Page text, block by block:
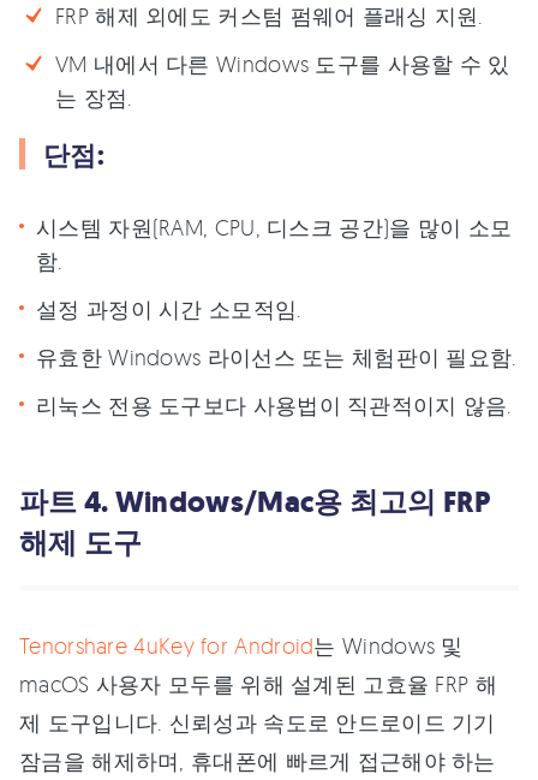
FRP 해제 외에도 커스텀 펌웨어 플래싱 지원.
VM 내에서 다른 Windows 도구를 사용할 수 있
는 장점.
단점:
시스템 자원(RAM, CPU, 디스크 공간)을 많이 소모
함.
설정 과정이 시간 소모적임.
유효한 Windows 라이선스 또는 체험판이 필요함.
리눅스 전용 도구보다 사용법이 직관적이지 않음.
파트 4. Windows/Mac용 최고의 FRP
해제 도구
Tenorshare 4uKey for Android는 Windows 및
macOS 사용자 모두를 위해 설계된 고효율 FRP 해
제 도구입니다. 신뢰성과 속도로 안드로이드 기기
잠금을 해제하며, 휴대폰에 빠르게 접근해야 하는